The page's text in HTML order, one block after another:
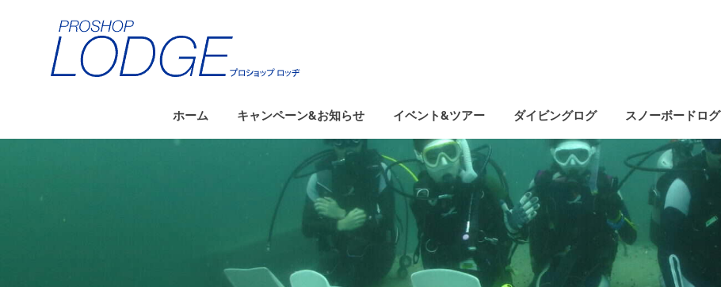
キ
ホーム キャンペーン&お知らせ イベント&ツアー ダイビングログ スノーボードログ